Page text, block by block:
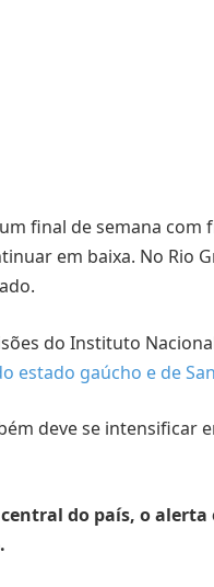
final de semana com
em baixa. No Rio
do Instituto
estado gaúcho e de
deve se intensificar
do país, o